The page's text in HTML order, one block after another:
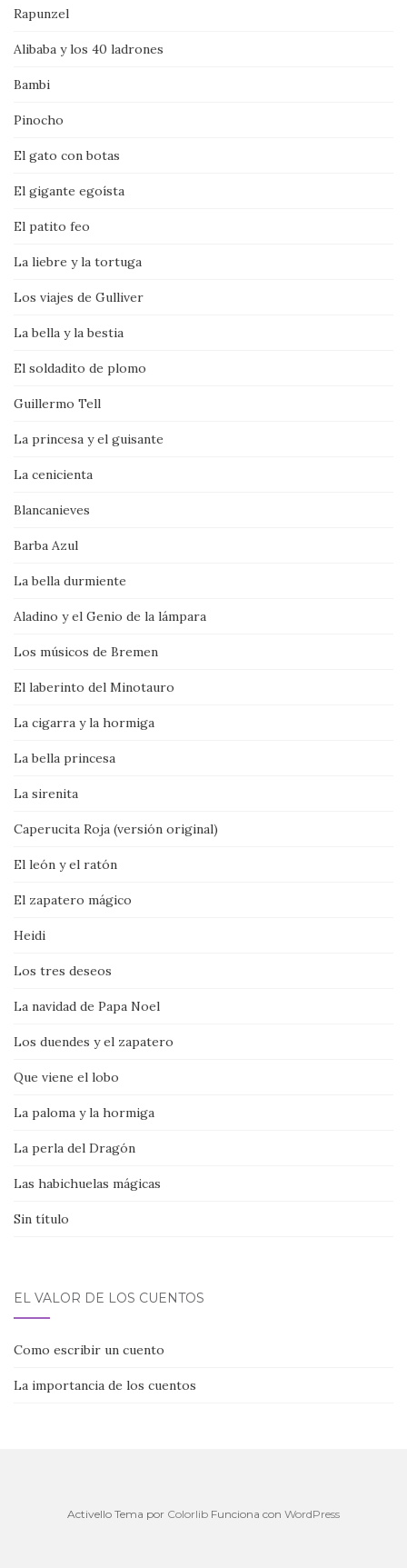
Rapunzel
Alibaba y los 40 ladrones
Bambi
Pinocho
El gato con botas
El gigante egoísta
El patito feo
La liebre y la tortuga
Los viajes de Gulliver
La bella y la bestia
El soldadito de plomo
Guillermo Tell
La princesa y el guisante
La cenicienta
Blancanieves
Barba Azul
La bella durmiente
Aladino y el Genio de la lámpara
Los músicos de Bremen
El laberinto del Minotauro
La cigarra y la hormiga
La bella princesa
La sirenita
Caperucita Roja (versión original)
El león y el ratón
El zapatero mágico
Heidi
Los tres deseos
La navidad de Papa Noel
Los duendes y el zapatero
Que viene el lobo
La paloma y la hormiga
La perla del Dragón
Las habichuelas mágicas
Sin título
EL VALOR DE LOS CUENTOS
Como escribir un cuento
La importancia de los cuentos
Activello Tema por Colorlib Funciona con WordPress